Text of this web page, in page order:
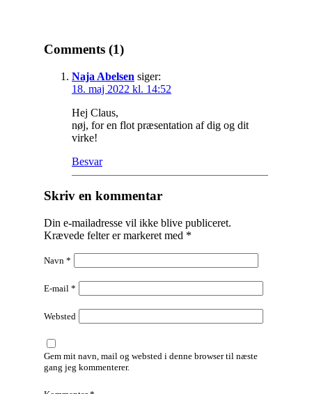
Comments (1)
Naja Abelsen siger:
18. maj 2022 kl. 14:52
Hej Claus,
nøj, for en flot præsentation af dig og dit
virke!
Besvar
Skriv en kommentar
Din e-mailadresse vil ikke blive publiceret.
Krævede felter er markeret med *
Navn *
E-mail *
Websted
Gem mit navn, mail og websted i denne browser til næste
gang jeg kommenterer.